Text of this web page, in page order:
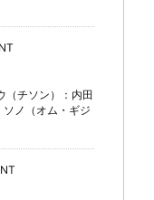
（チソン）：内田
ノ（オム・ギジ